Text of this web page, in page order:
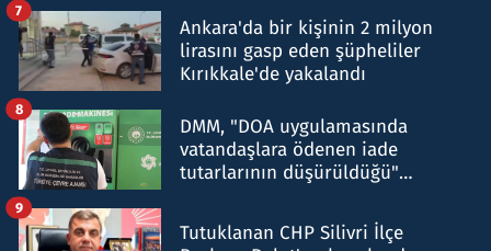
Ankara'da bir kişinin 2 milyon
lirasını gasp eden şüpheliler
Kırıkkale'de yakalandı
7
DMM, "DOA uygulamasında
vatandaşlara ödenen iade
tutarlarının düşürüldüğü"
8
Tutuklanan CHP Silivri İlçe
9